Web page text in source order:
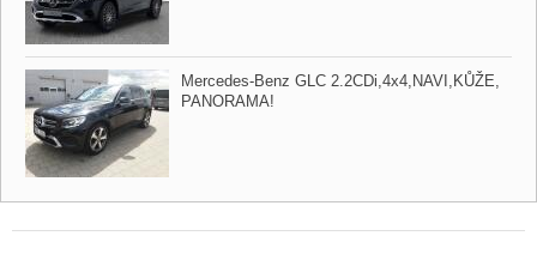
Mercedes​-Benz GLC 2.2CDi,​4x4,​NAVI,​KŮŽE,​
PANORAMA!